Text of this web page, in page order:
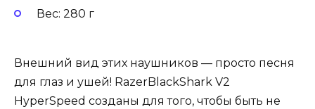
Вес: 280 г
Внешний вид этих наушников — просто песня
для глаз и ушей! RazerBlackShark V2
HyperSpeed созданы для того, чтобы быть не